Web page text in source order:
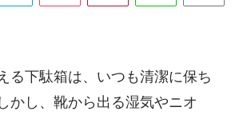
る下駄箱は、いつも清潔に保ち
かし、靴から出る湿気やニオ